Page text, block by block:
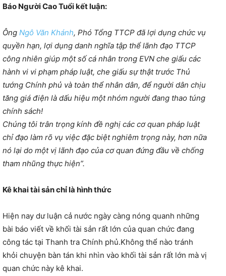
Báo Người Cao Tuổi kết luận:
Ông Ngô Văn Khánh, Phó Tổng TTCP đã lợi dụng chức vụ
quyền hạn, lợi dụng danh nghĩa tập thể lãnh đạo TTCP
công nhiên giúp một số cá nhân trong EVN che giấu các
hành vi vi phạm pháp luật, che giấu sự thật trước Thủ
tướng Chính phủ và toàn thể nhân dân, để người dân chịu
tăng giá điện là dấu hiệu một nhóm người đang thao túng
chính sách!
Chúng tôi trân trọng kính đề nghị các cơ quan pháp luật
chỉ đạo làm rõ vụ việc đặc biệt nghiêm trọng này, hơn nữa
nó lại do một vị lãnh đạo của cơ quan đứng đầu về chống
tham nhũng thực hiện”.
Kê khai tài sản chỉ là hình thức
Hiện nay dư luận cả nước ngày càng nóng quanh những
bài báo viết về khối tài sản rất lớn của quan chức đang
công tác tại Thanh tra Chính phủ.Không thể nào tránh
khỏi chuyện bàn tán khi nhìn vào khối tài sản rất lớn mà vị
quan chức này kê khai.